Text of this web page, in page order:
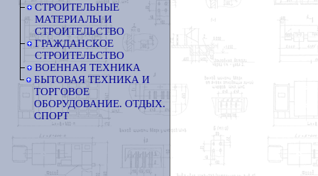
СТРОИТЕЛЬНЫЕ
МАТЕРИАЛЫ И
СТРОИТЕЛЬСТВО
ГРАЖДАНСКОЕ
СТРОИТЕЛЬСТВО
ВОЕННАЯ ТЕХНИКА
БЫТОВАЯ ТЕХНИКА И
ТОРГОВОЕ
ОБОРУДОВАНИЕ. ОТДЫХ.
СПОРТ